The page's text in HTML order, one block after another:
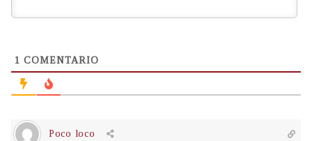
1 COMENTARIO
Poco loco